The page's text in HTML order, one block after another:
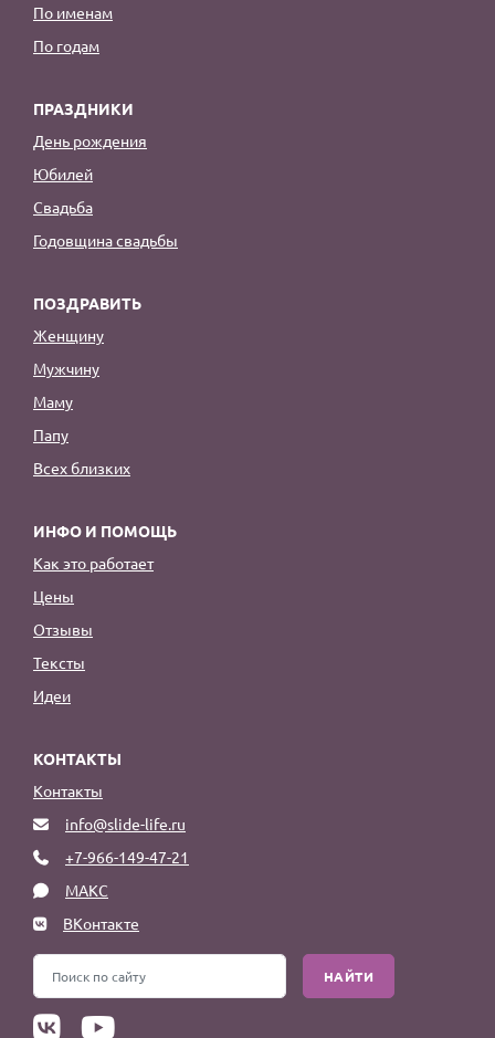
По именам
По годам
ПРАЗДНИКИ
День рождения
Юбилей
Свадьба
Годовщина свадьбы
ПОЗДРАВИТЬ
Женщину
Мужчину
Маму
Папу
Всех близких
ИНФО И ПОМОЩЬ
Как это работает
Цены
Отзывы
Тексты
Идеи
КОНТАКТЫ
Контакты
info@slide-life.ru
+7-966-149-47-21
МАКС
ВКонтакте
НАЙТИ